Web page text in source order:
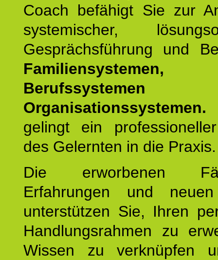
Coach befähigt Sie zur
systemischer,
Gesprächsführung und
Familiensystemen,
Organisationssystemen.
gelingt ein
des Gelernten in die Praxis.
Die erworbenen
Erfahrungen und
unterstützen Sie, Ihren
Handlungsrahmen zu
Wissen zu verknüpfen